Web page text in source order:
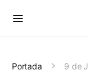
Portada
9 de